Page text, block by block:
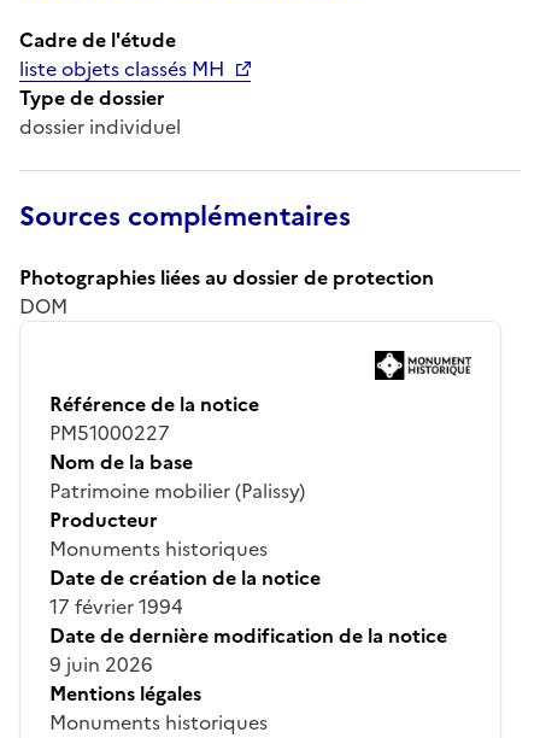
Cadre de l'étude
liste objets classés MH
Type de dossier
dossier individuel
Sources complémentaires
Photographies liées au dossier de protection
DOM
Référence de la notice
PM51000227
Nom de la base
Patrimoine mobilier (Palissy)
Producteur
Monuments historiques
Date de création de la notice
17 février 1994
Date de dernière modification de la notice
9 juin 2026
Mentions légales
Monuments historiques